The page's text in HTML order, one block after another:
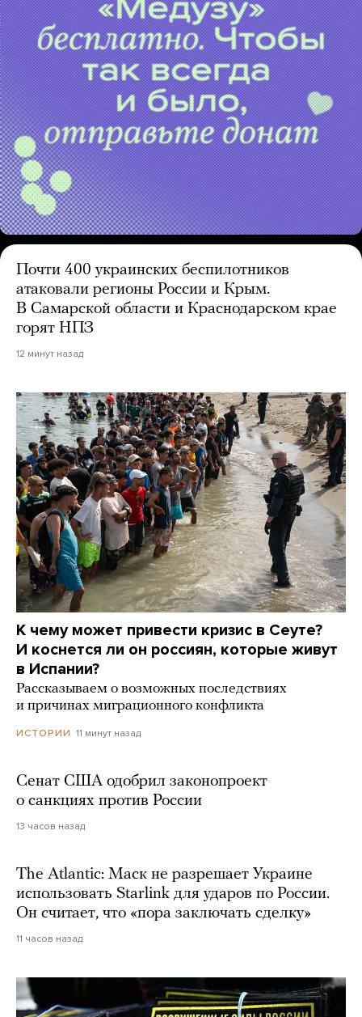
Почти 400 украинских беспилотников
атаковали регионы России и Крым.
В Самарской области и Краснодарском крае
горят НПЗ
12 минут назад
К чему может привести кризис в Сеуте?
И коснется ли он россиян, которые живут
в Испании?
Рассказываем о возможных последствиях
и причинах миграционного конфликта
ИСТОРИИ 11 минут назад
Сенат США одобрил законопроект
о санкциях против России
13 часов назад
The Atlantic: Маск не разрешает Украине
использовать Starlink для ударов по России.
Он считает, что «пора заключать сделку»
11 часов назад